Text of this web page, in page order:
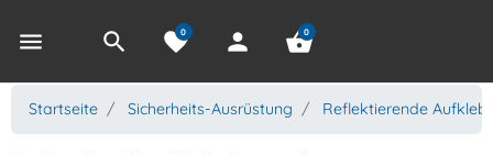
menu search favorite
0 person shopping_basket
0
Startseite Sicherheits-Ausrüstung Reflektierende